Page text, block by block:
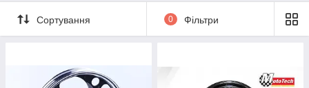
Сортування 0 Фільтри